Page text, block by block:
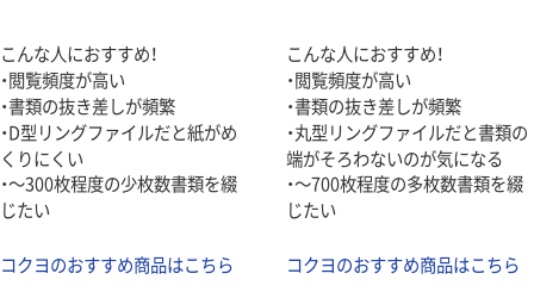
こんな人におすすめ！
・閲覧頻度が高い
・書類の抜き差しが頻繁
・D型リングファイルだと紙がめ
くりにくい
・～300枚程度の少枚数書類を綴
じたい
コクヨのおすすめ商品はこちら
こんな人におすすめ！
・閲覧頻度が高い
・書類の抜き差しが頻繁
・丸型リングファイルだと書類の
端がそろわないのが気になる
・～700枚程度の多枚数書類を綴
じたい
コクヨのおすすめ商品はこちら